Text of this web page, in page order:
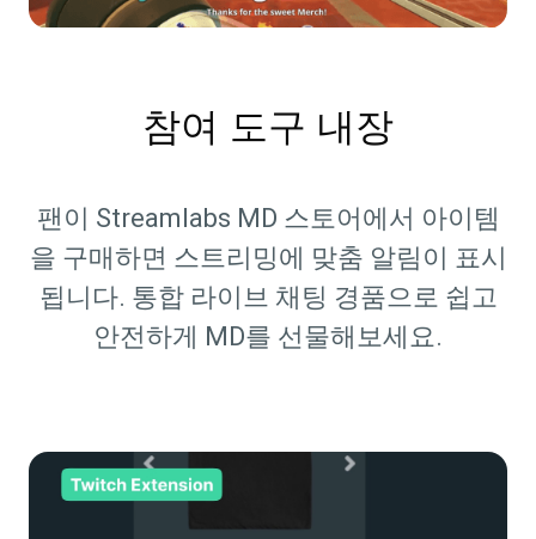
참여 도구 내장
팬이 Streamlabs MD 스토어에서 아이템
을 구매하면 스트리밍에 맞춤 알림이 표시
됩니다. 통합 라이브 채팅 경품으로 쉽고
안전하게 MD를 선물해보세요.